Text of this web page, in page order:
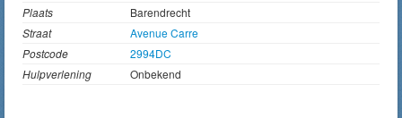
Plaats
Barendrecht
Straat
Avenue Carre
Postcode
2994DC
Hulpverlening
Onbekend